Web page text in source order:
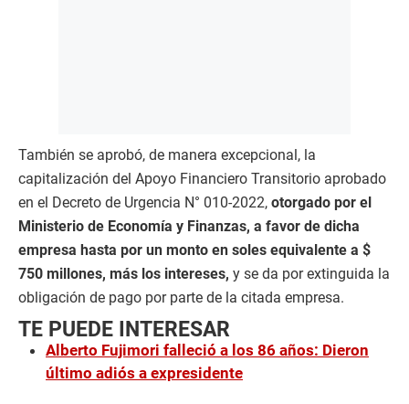
También se aprobó, de manera excepcional, la
capitalización del Apoyo Financiero Transitorio aprobado
en el Decreto de Urgencia N° 010-2022, otorgado por el
Ministerio de Economía y Finanzas, a favor de dicha
empresa hasta por un monto en soles equivalente a $
750 millones, más los intereses, y se da por extinguida la
obligación de pago por parte de la citada empresa.
TE PUEDE INTERESAR
Alberto Fujimori falleció a los 86 años: Dieron
último adiós a expresidente